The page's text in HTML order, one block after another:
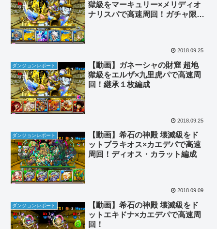
獄級をマーキュリー×メリディオ
ナリスパで高速周回！ガチャ限少
2018.09.25
ダンジョンレポート
【動画】ガネーシャの財窟 超地
獄級をエルザ×九里虎パで高速周
回！継承１枚編成
2018.09.25
ダンジョンレポート
【動画】希石の神殿 壊滅級をド
ットブラキオス×カエデパで高速
周回！ディオス・カラット編成
2018.09.09
ダンジョンレポート
【動画】希石の神殿 壊滅級をド
ットエキドナ×カエデパで高速周
回！